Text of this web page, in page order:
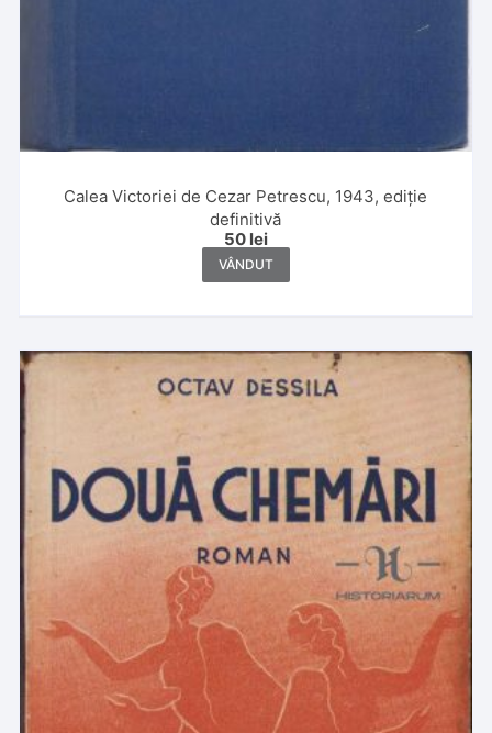
Calea Victoriei de Cezar Petrescu, 1943, ediție
definitivă
50 lei
VÂNDUT